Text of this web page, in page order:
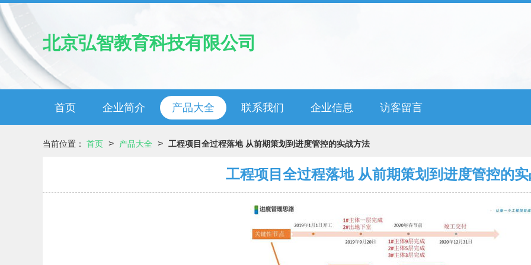
北京弘智教育科技有限公司
首页 企业简介 产品大全 联系我们 企业信息 访客留言
当前位置： 首页 > 产品大全 > 工程项目全过程落地 从前期策划到进度管控的实战方法
工程项目全过程落地 从前期策划到进度管控的